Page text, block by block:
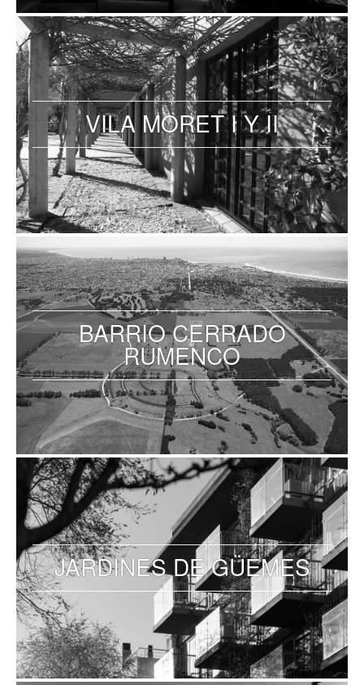
VILA MORET I Y II
BARRIO CERRADO
RUMENCO
JARDINES DE GÜEMES